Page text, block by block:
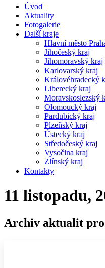
Úvod
Aktuality
Fotogalerie
Další kraje
Hlavní město
Jihočeský kraj
Jihomoravský kraj
Karlovarský kraj
Královéhradecký
Liberecký kraj
Moravskoslezský
Olomoucký kraj
Pardubický kraj
Plzeňský kraj
Ústecký kraj
Středočeský kraj
Vysočina kraj
Zlínský kraj
Kontakty
11 listopadu,
Archiv aktualit